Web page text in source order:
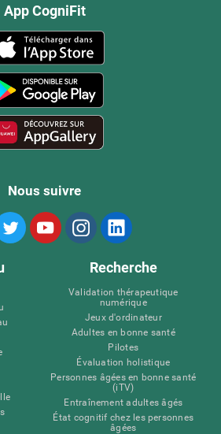
App CogniFit
Nous suivre
Recherche
Validation thérapeutique
numérique
Jeux d'ordinateur
Adultes en bonne santé
Pilotes
Évaluation holistique
Personnes âgées en bonne santé
(iTV)
Entraînement adultes âgés
État cognitif chez les personnes
âgées